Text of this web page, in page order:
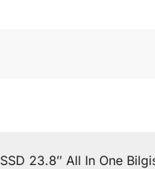
23.8″ All In One